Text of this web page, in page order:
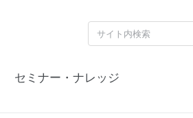
セミナー・ナレッジ